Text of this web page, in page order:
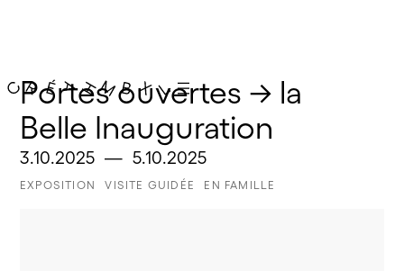
Portes ouvertes → la
Belle Inauguration
3.10.2025 — 5.10.2025
EXPOSITION VISITE GUIDÉE EN FAMILLE